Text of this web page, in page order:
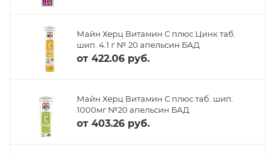
Майн Херц Витамин С плюс Цинк таб.
шип. 4.1 г № 20 апельсин БАД
от 422.06 руб.
Майн Херц Витамин С плюс таб. шип.
1000мг №20 апельсин БАД
от 403.26 руб.